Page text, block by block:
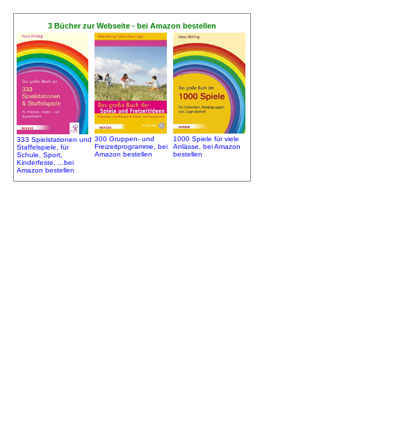
3 Bücher zur Webseite - bei Amazon bestellen
1000 Spiele für viele
Anlässe, bei Amazon
bestellen
300 Gruppen- und
Freizeitprogramme, bei
Amazon bestellen
333 Spielstationen und
Staffelspiele, für
Schule, Sport,
Kinderfeste, ...bei
Amazon bestellen